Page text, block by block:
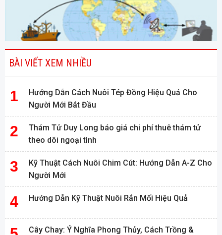
BÀI VIẾT XEM NHIỀU
Hướng Dẫn Cách Nuôi Tép Đồng Hiệu Quả Cho
Người Mới Bắt Đầu
Thám Tử Duy Long báo giá chi phí thuê thám tử
theo dõi ngoại tình
Kỹ Thuật Cách Nuôi Chim Cút: Hướng Dẫn A-Z Cho
Người Mới
Hướng Dẫn Kỹ Thuật Nuôi Rắn Mối Hiệu Quả
Cây Chay: Ý Nghĩa Phong Thủy, Cách Trồng &